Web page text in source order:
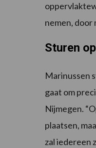
nemen, door
Sturen
Marinussen
gaat om
Nijmegen.
plaatsen,
zal iedereen